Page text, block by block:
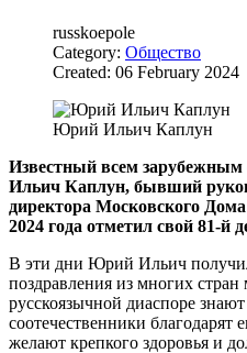
russkoepole
Category: Общество
Created: 06 February 2024
Юрий Ильич Каплун
Известный всем
Ильич Каплун, бывший
директора Московского
2024 года отметил свой 81-й
В эти дни Юрий Ильич
поздравления из многих
русскоязычной диаспоре
соотечественники
желают крепкого здоровья и